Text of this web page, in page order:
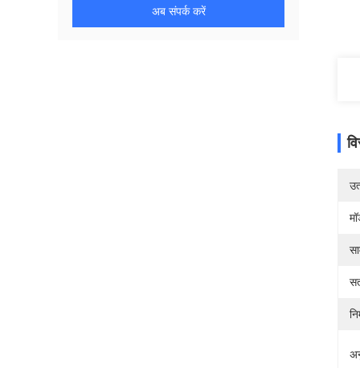
अब संपर्क करें